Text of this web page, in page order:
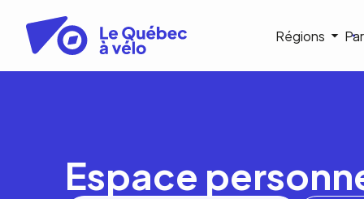
contenu
principal
Régions
Espace